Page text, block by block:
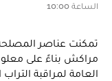
الساعة 10:00
تمكنت عناصر المصلحة
مراكش بناءً على
العامة لمراقبة